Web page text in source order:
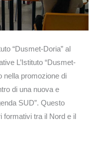
“Dusmet-Doria” al
L’Istituto “Dusmet-
nella promozione di
di una nuova e
SUD”. Questo
formativi tra il Nord e il